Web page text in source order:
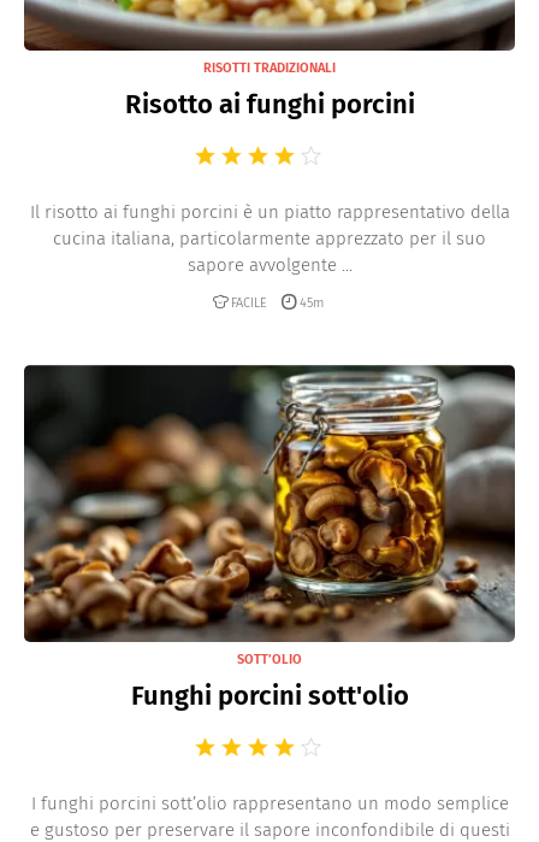
RISOTTI TRADIZIONALI
Risotto ai funghi porcini
Il risotto ai funghi porcini è un piatto rappresentativo della
cucina italiana, particolarmente apprezzato per il suo
sapore avvolgente ...
FACILE 45m
SOTT’OLIO
Funghi porcini sott'olio
I funghi porcini sott’olio rappresentano un modo semplice
e gustoso per preservare il sapore inconfondibile di questi